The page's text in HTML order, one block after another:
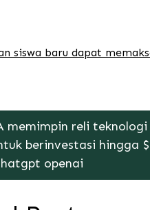
siswa baru dapat
memimpin reli teknologi
berinvestasi hingga
openai